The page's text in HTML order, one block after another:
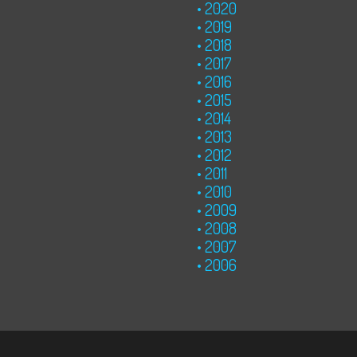
2020
2019
2018
2017
2016
2015
2014
2013
2012
2011
2010
2009
2008
2007
2006